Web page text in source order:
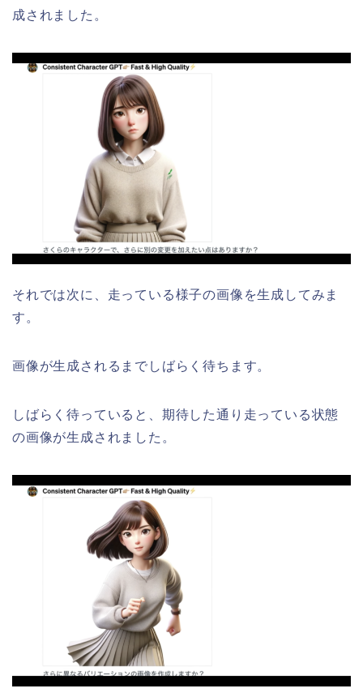
成されました。
それでは次に、走っている様子の画像を生成してみま
す。
画像が生成されるまでしばらく待ちます。
しばらく待っていると、期待した通り走っている状態
の画像が生成されました。